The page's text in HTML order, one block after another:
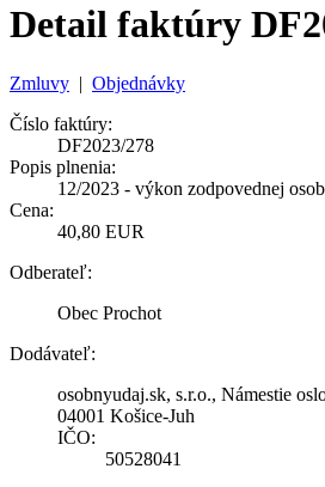
Detail faktúry
Zmluvy | Objednávky
Číslo faktúry:
DF2023/278
Popis plnenia:
12/2023 - výkon zodpovednej
Cena:
40,80 EUR
Odberateľ:
Obec Prochot
Dodávateľ:
osobnyudaj.sk, s.r.o., Námestie
04001 Košice-Juh
IČO:
50528041